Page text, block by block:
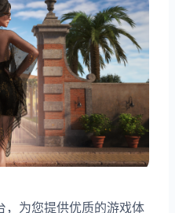
，为您提供优质的游戏体